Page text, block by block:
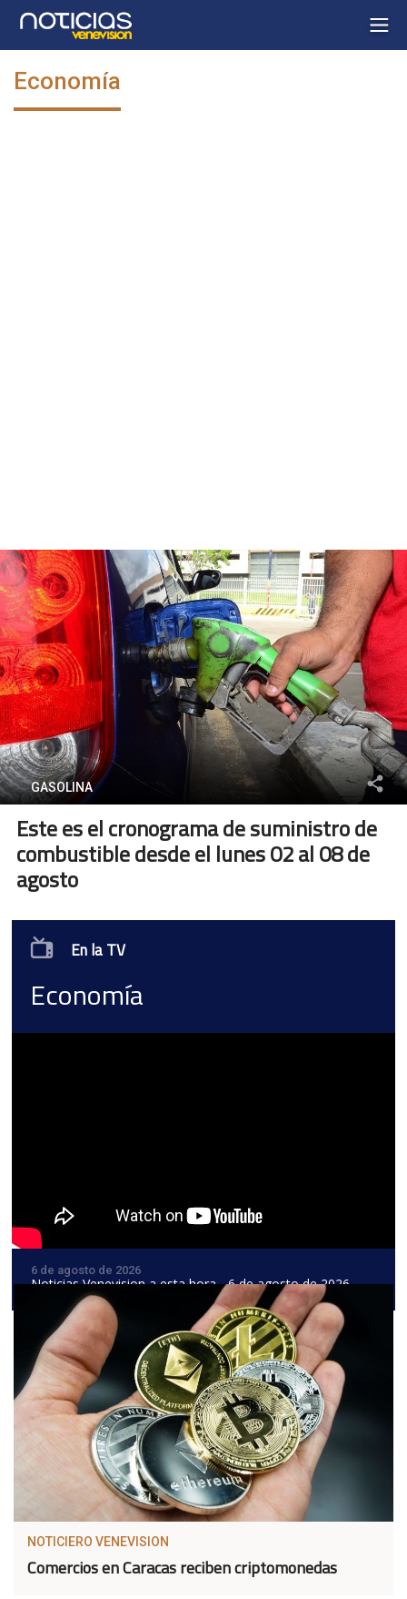
Economía
GASOLINA
Este es el cronograma de suministro de
combustible desde el lunes 02 al 08 de
agosto
En la TV
Economía
6 de agosto de 2026
Noticias Venevision a esta hora - 6 de agosto de 2026
NOTICIERO VENEVISION
Comercios en Caracas reciben criptomonedas